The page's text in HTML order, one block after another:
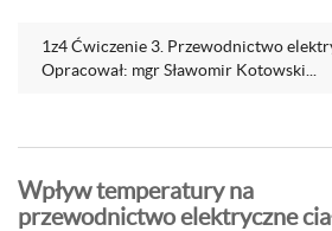
1z4 Ćwiczenie 3. Przewodnictwo
Opracował: mgr Sławomir Kotowski...
Wpływ temperatury na
przewodnictwo elektryczne